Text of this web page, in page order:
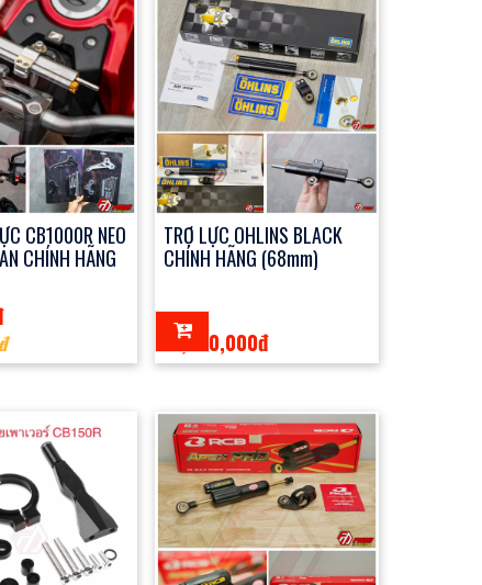
CB1000R NEO
CHÍNH HÃNG
TRỢ LỰC OHLINS BLACK
CHÍNH HÃNG (68mm)
11,900,000đ